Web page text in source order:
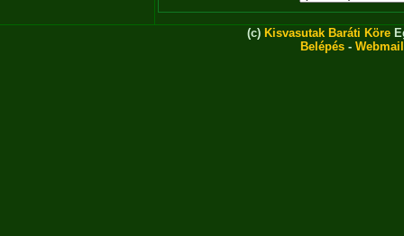
(c) Kisvasutak Baráti Köre
Belépés - Webmail